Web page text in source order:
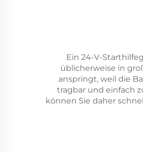
Ein 24-V-
üblicherweise in
anspringt, weil die
tragbar und einfach
können Sie daher